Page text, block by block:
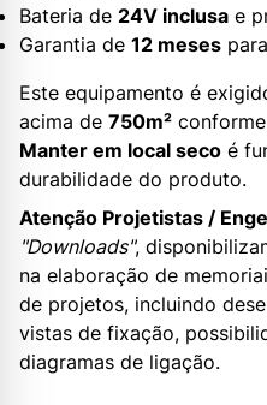
Bateria de 24V inclusa e
Garantia de 12 meses
Este equipamento é
acima de 750m²
Manter em local seco é
durabilidade do produto.
Atenção Projetistas /
"Downloads",
na elaboração de
de projetos, incluindo
vistas de fixação,
diagramas de ligação.